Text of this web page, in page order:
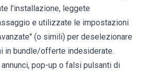
l'installazione, leggete
e utilizzate le impostazioni
(o simili) per deselezionare
in bundle/offerte indesiderate.
pop-up o falsi pulsanti di